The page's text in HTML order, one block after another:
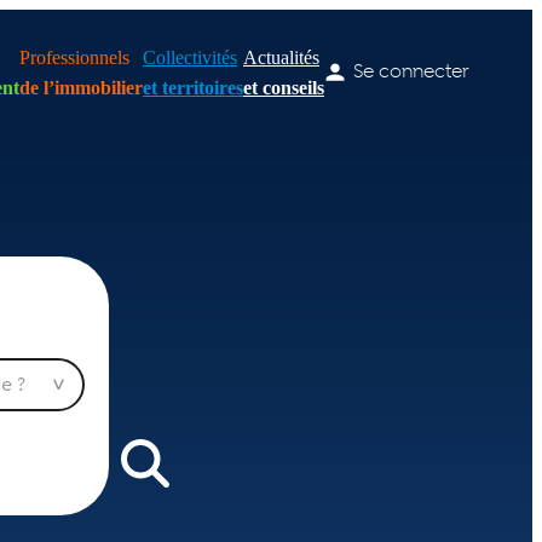
Professionnels
de l’immobilier
Collectivités
et territoires
Actualités
et conseils
Se connecter